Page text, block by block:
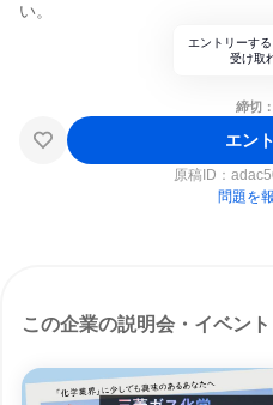
い。
エントリーす
受け取
締切
エン
原稿ID：
問題を
この企業の説明会・イベント